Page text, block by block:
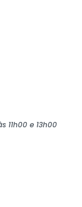
11h00 e 13h00